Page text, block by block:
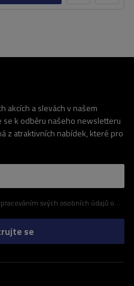
akcích a slevách v našem
se k odběru našeho newsletteru
z atraktivních nabídek, které pro
kontaktním formuláři v souladu s nařízením Evropského parlamentu a Rady (EU)
se